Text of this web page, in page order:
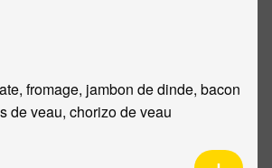
fromage, jambon de dinde, bacon
de veau, chorizo de veau